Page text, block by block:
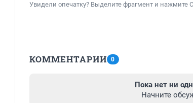
Увидели опечатку? Выделите фрагмент и нажмите
КОММЕНТАРИИ 0
Пока нет ни
Начните